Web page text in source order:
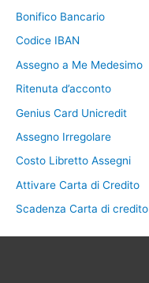
Bonifico Bancario
Codice IBAN
Assegno a Me Medesimo
Ritenuta d’acconto
Genius Card Unicredit
Assegno Irregolare
Costo Libretto Assegni
Attivare Carta di Credito
Scadenza Carta di credito